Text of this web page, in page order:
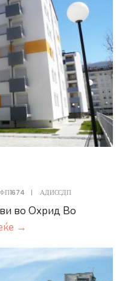
| АДИССДП
во Охрид Во
→